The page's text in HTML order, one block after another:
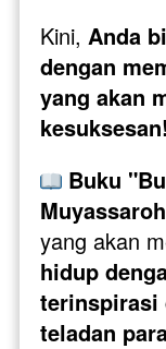
Kini, Anda
dengan
yang akan
kesuksesan!
Buku
Muyassaroh
yang akan
hidup
terinspirasi
teladan